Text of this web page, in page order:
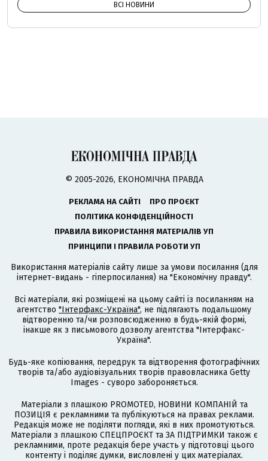
ВСІ НОВИНИ
© 2005-2026, ЕКОНОМІЧНА ПРАВДА
РЕКЛАМА НА САЙТІ
ПРО ПРОЄКТ
ПОЛІТИКА КОНФІДЕНЦІЙНОСТІ
ПРАВИЛА ВИКОРИСТАННЯ МАТЕРІАЛІВ УП
ПРИНЦИПИ І ПРАВИЛА РОБОТИ УП
Використання матеріалів сайту лише за умови посилання (для
інтернет-видань - гіперпосилання) на "Економічну правду".
Всі матеріали, які розміщені на цьому сайті із посиланням на
агентство "Інтерфакс-Україна", не підлягають подальшому
відтворенню та/чи розповсюдженню в будь-якій формі,
інакше як з письмового дозволу агентства "Інтерфакс-
Україна".
Будь-яке копіювання, передрук та відтворення фотографічних
творів та/або аудіовізуальних творів правовласника Getty
Images - суворо забороняється.
Матеріали з плашкою PROMOTED, НОВИНИ КОМПАНІЙ та
ПОЗИЦІЯ є рекламними та публікуються на правах реклами.
Редакція може не поділяти погляди, які в них промотуються.
Матеріали з плашкою СПЕЦПРОЄКТ та ЗА ПІДТРИМКИ також є
рекламними, проте редакція бере участь у підготовці цього
контенту і поділяє думки, висловлені у цих матеріалах.